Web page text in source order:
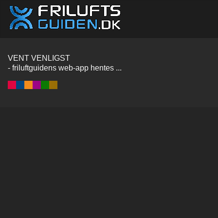
VENT VENLIGST
- friluftguidens web-app hentes ...